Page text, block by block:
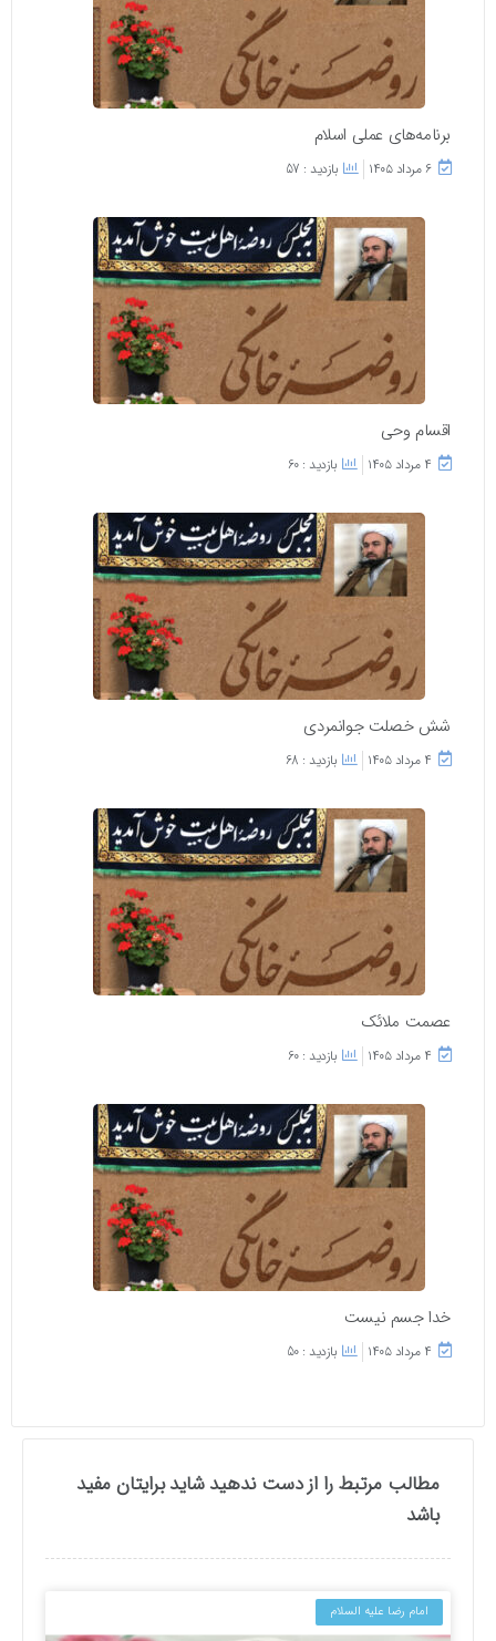
برنامه‌های عملی اسلام
۶ مرداد ۱۴۰۵ بازدید : 57
اقسام وحی
۴ مرداد ۱۴۰۵ بازدید : 60
شش خصلت جوانمردی
۴ مرداد ۱۴۰۵ بازدید : 68
عصمت ملائک
۴ مرداد ۱۴۰۵ بازدید : 60
خدا جسم نیست
۴ مرداد ۱۴۰۵ بازدید : 50
مطالب مرتبط را از دست ندهید شاید برایتان مفید
باشد
امام رضا علیه السلام